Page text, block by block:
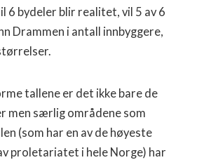
6 bydeler blir realitet, vil 5 av 6
Drammen i antall innbyggere,
tallene er det ikke bare de
men særlig områdene som
(som har en av de høyeste
proletariatet i hele Norge) har